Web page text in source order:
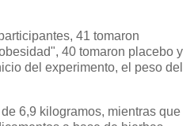
41 tomaron
40 tomaron placebo y
del experimento, el peso del
6,9 ​​kilogramos, mientras que